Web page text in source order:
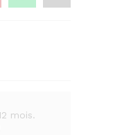
mois.